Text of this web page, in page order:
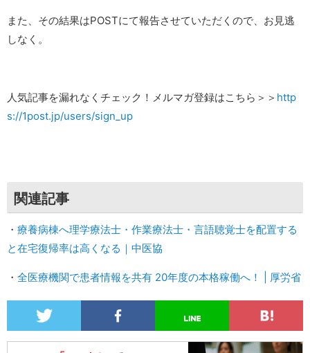
また、その結果はPOSTにて報告させていただくので、お見逃
しなく。
人気記事を漏れなくチェック！メルマガ登録はこちら＞＞ http
s://1post.jp/users/sign_up
関連記事
・ 療養病棟へ理学療法士・作業療法士・言語聴覚士を配置する
と在宅復帰率は高くなる｜中医協
・ 全医療機関で患者情報を共有 20年度の本格稼働へ！ | 厚労省